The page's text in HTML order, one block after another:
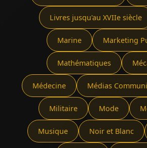
Livres jusqu'au XVIIe siècle
Marine Marketing
Mathématiques
Médecine Médias
Militaire Mode
Musique Noir et Blanc